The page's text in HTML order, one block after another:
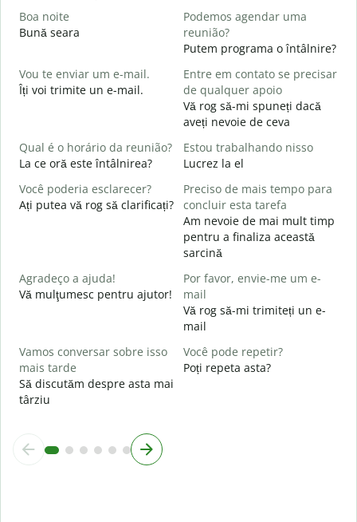
Boa noite
Bună seara
Podemos agendar uma
reunião?
Putem programa o întâlnire?
Vou te enviar um e-mail.
Îți voi trimite un e-mail.
Entre em contato se precisar
de qualquer apoio
Vă rog să-mi spuneți dacă
aveți nevoie de ceva
Qual é o horário da reunião?
La ce oră este întâlnirea?
Estou trabalhando nisso
Lucrez la el
Você poderia esclarecer?
Ați putea vă rog să clarificați?
Preciso de mais tempo para
concluir esta tarefa
Am nevoie de mai mult timp
pentru a finaliza această
sarcină
Agradeço a ajuda!
Vă mulţumesc pentru ajutor!
Por favor, envie-me um e-
mail
Vă rog să-mi trimiteți un e-
mail
Vamos conversar sobre isso
mais tarde
Să discutăm despre asta mai
târziu
Você pode repetir?
Poți repeta asta?